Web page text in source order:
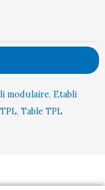
modulaire, Etabli
, Table TPL